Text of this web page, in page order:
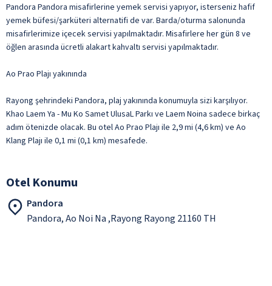
Pandora Pandora misafirlerine yemek servisi yapıyor, isterseniz hafif
yemek büfesi/şarküteri alternatifi de var. Barda/oturma salonunda
misafirlerimize içecek servisi yapılmaktadır. Misafirlere her gün 8 ve
öğlen arasında ücretli alakart kahvaltı servisi yapılmaktadır.
Ao Prao Plajı yakınında
Rayong şehrindeki Pandora, plaj yakınında konumuyla sizi karşılıyor.
Khao Laem Ya - Mu Ko Samet UlusaL Parkı ve Laem Noina sadece birkaç
adım ötenizde olacak. Bu otel Ao Prao Plajı ile 2,9 mi (4,6 km) ve Ao
Klang Plajı ile 0,1 mi (0,1 km) mesafede.
Otel Konumu
Pandora
Pandora, Ao Noi Na ,Rayong Rayong 21160 TH